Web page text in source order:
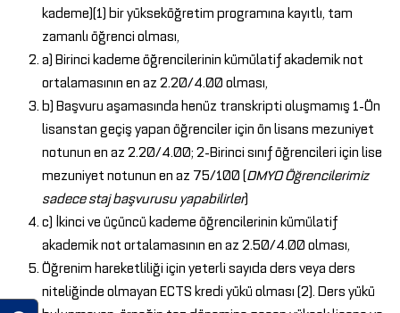
kademe)(1) bir yükseköğretim programına kayıtlı, tam
zamanlı öğrenci olması,
a) Birinci kademe öğrencilerinin kümülatif akademik not
ortalamasının en az 2.20/4.00 olması,
b) Başvuru aşamasında henüz transkripti oluşmamış 1-Ön
lisanstan geçiş yapan öğrenciler için ön lisans mezuniyet
notunun en az 2.20/4.00; 2-Birinci sınıf öğrencileri için lise
mezuniyet notunun en az 75/100 (DMYO Öğrencilerimiz
sadece staj başvurusu yapabilirler)
c) İkinci ve üçüncü kademe öğrencilerinin kümülatif
akademik not ortalamasının en az 2.50/4.00 olması,
Öğrenim hareketliliği için yeterli sayıda ders veya ders
niteliğinde olmayan ECTS kredi yükü olması (2). Ders yükü